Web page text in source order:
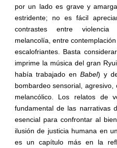
por un lado es grave y
estridente; no es fácil
contrastes entre
melancolía, entre
escalofriantes. Basta
imprime la música del gran
había trabajado en Babel) y
bombardeo sensorial,
melancólico. Los relatos de
fundamental de las narrativas
esencial para confrontar al
ilusión de justicia humana en
es un capítulo más en la